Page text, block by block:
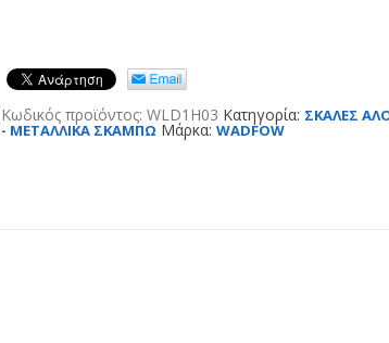
Κωδικός προϊόντος:WLD1H03 Κατηγορία: ΣΚΑΛΕΣ
- ΜΕΤΑΛΛΙΚΑ ΣΚΑΜΠΩ Μάρκα:WADFOW